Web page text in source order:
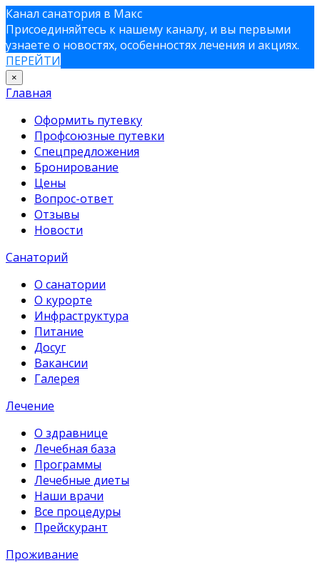
Канал санатория в Макс
Присоединяйтесь к нашему каналу, и вы первыми
узнаете о новостях, особенностях лечения и акциях.
ПЕРЕЙТИ
×
Главная
Оформить путевку
Профсоюзные путевки
Спецпредложения
Бронирование
Цены
Вопрос-ответ
Отзывы
Новости
Санаторий
О санатории
О курорте
Инфраструктура
Питание
Досуг
Вакансии
Галерея
Лечение
О здравнице
Лечебная база
Программы
Лечебные диеты
Наши врачи
Все процедуры
Прейскурант
Проживание